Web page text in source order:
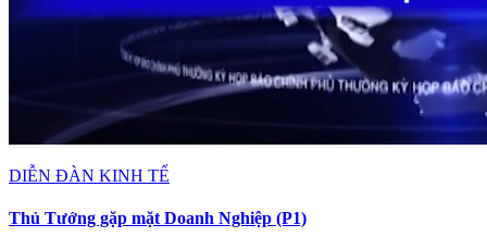
DIỄN ĐÀN KINH TẾ
Thủ Tướng gặp mặt Doanh Nghiệp (P1)